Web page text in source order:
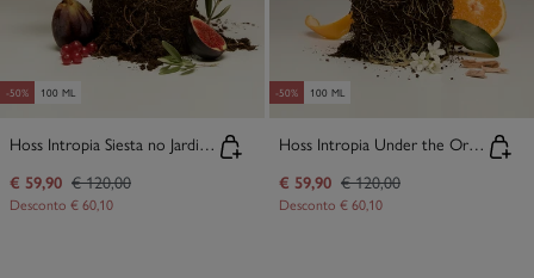
-50% 100 ML
Hoss Intropia Siesta no Jardim Eau De Parfum 100ml
€ 59,90 € 120,00
Desconto € 60,10
-50% 100 ML
Hoss Intropia Under the Orange Tree Eau De Parfum
€ 59,90 € 120,00
Desconto € 60,10